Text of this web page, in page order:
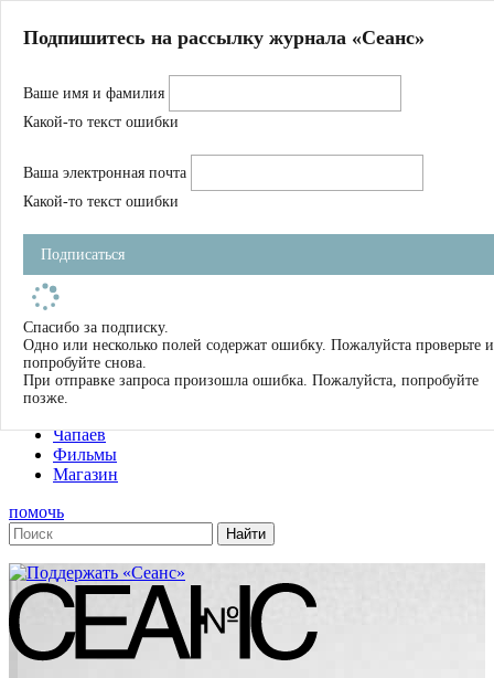
Магазин
Журнал
Школа
Устав
Фильмы
Имена
Тэги
О нас
Журнал
Книги
Чапаев
Фильмы
Магазин
помочь
Подпишитесь на рассылку журнала «Сеанс»
Ваше имя и фамилия
Какой-то текст ошибки
Ваша электронная почта
Какой-то текст ошибки
Подписаться
Спасибо за подписку.
Одно или несколько полей содержат ошибку. Пожалуйста проверьте и
попробуйте снова.
При отправке запроса произошла ошибка. Пожалуйста, попробуйте
позже.